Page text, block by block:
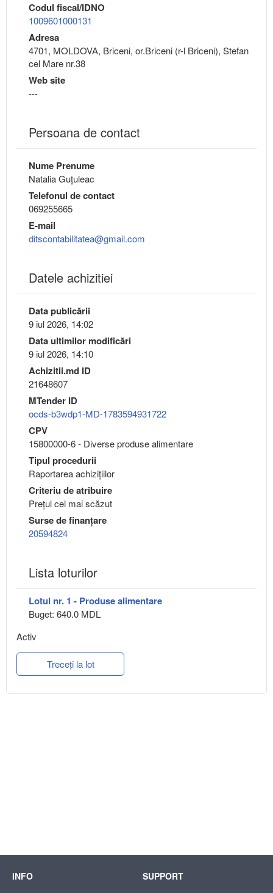
Codul fiscal/IDNO
1009601000131
Adresa
4701, MOLDOVA, Briceni, or.Briceni (r-l Briceni), Stefan
cel Mare nr.38
Web site
---
Persoana de contact
Nume Prenume
Natalia Guţuleac
Telefonul de contact
069255665
E-mail
ditscontabilitatea@gmail.com
Datele achizitiei
Data publicării
9 iul 2026, 14:02
Data ultimilor modificări
9 iul 2026, 14:10
Achizitii.md ID
21648607
MTender ID
ocds-b3wdp1-MD-1783594931722
CPV
15800000-6 - Diverse produse alimentare
Tipul procedurii
Raportarea achizițiilor
Criteriu de atribuire
Preţul cel mai scăzut
Surse de finanțare
20594824
Lista loturilor
Lotul nr. 1 - Produse alimentare
Buget: 640.0 MDL
Activ
Treceți la lot
INFO SUPPORT